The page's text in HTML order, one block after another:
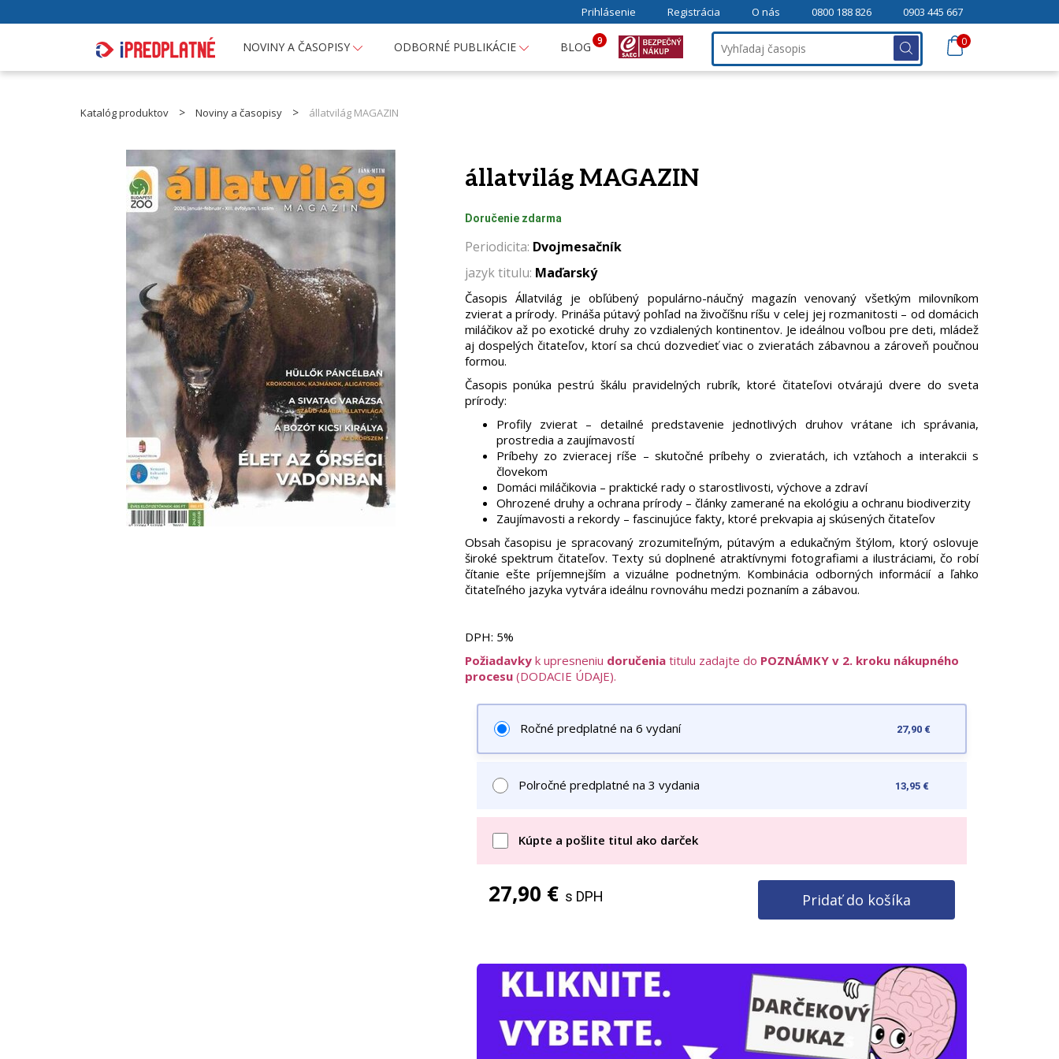
Prihlásenie Registrácia O nás 0800 188 826 0903 445 667
NOVINY A ČASOPISY ODBORNÉ PUBLIKÁCIE BLOG 9 0
Katalóg produktov Noviny a časopisy állatvilág MAGAZIN
állatvilág MAGAZIN
Doručenie zdarma
Periodicita: Dvojmesačník
jazyk titulu: Maďarský
Časopis Állatvilág je obľúbený populárno-náučný magazín venovaný všetkým milovníkom
zvierat a prírody. Prináša pútavý pohľad na živočíšnu ríšu v celej jej rozmanitosti – od domácich
miláčikov až po exotické druhy zo vzdialených kontinentov. Je ideálnou voľbou pre deti, mládež
aj dospelých čitateľov, ktorí sa chcú dozvedieť viac o zvieratách zábavnou a zároveň poučnou
formou.
Časopis ponúka pestrú škálu pravidelných rubrík, ktoré čitateľovi otvárajú dvere do sveta
prírody:
Profily zvierat – detailné predstavenie jednotlivých druhov vrátane ich správania,
prostredia a zaujímavostí
Príbehy zo zvieracej ríše – skutočné príbehy o zvieratách, ich vzťahoch a interakcii s
človekom
Domáci miláčikovia – praktické rady o starostlivosti, výchove a zdraví
Ohrozené druhy a ochrana prírody – články zamerané na ekológiu a ochranu biodiverzity
Zaujímavosti a rekordy – fascinujúce fakty, ktoré prekvapia aj skúsených čitateľov
Obsah časopisu je spracovaný zrozumiteľným, pútavým a edukačným štýlom, ktorý oslovuje
široké spektrum čitateľov. Texty sú doplnené atraktívnymi fotografiami a ilustráciami, čo robí
čítanie ešte príjemnejším a vizuálne podnetným. Kombinácia odborných informácií a ľahko
čitateľného jazyka vytvára ideálnu rovnováhu medzi poznaním a zábavou.
DPH: 5%
Požiadavkyk upresneniu doručeniatitulu zadajte do POZNÁMKY v 2. kroku nákupného
procesu(DODACIE ÚDAJE).
Ročné predplatné na 6 vydaní 27,90 €
Polročné predplatné na 3 vydania 13,95 €
Kúpte a pošlite titul ako darček
27,90 € s DPH Pridať do košíka